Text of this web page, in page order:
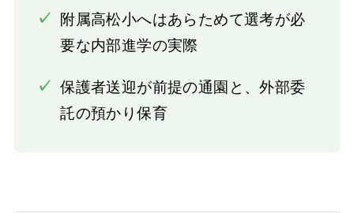
✓ 附属高松小へはあらためて選考が必
要な内部進学の実際
✓ 保護者送迎が前提の通園と、外部委
託の預かり保育